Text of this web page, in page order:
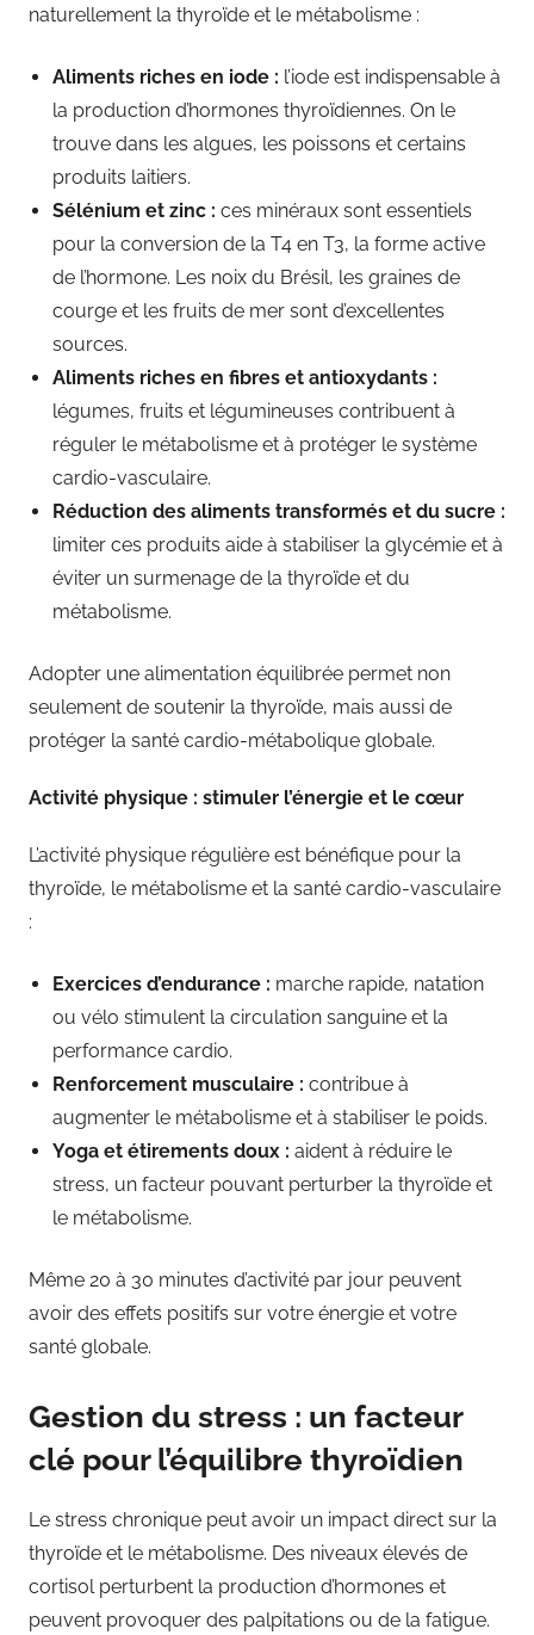
naturellement la thyroïde et le métabolisme :
Aliments riches en iode : l’iode est indispensable à
la production d’hormones thyroïdiennes. On le
trouve dans les algues, les poissons et certains
produits laitiers.
Sélénium et zinc : ces minéraux sont essentiels
pour la conversion de la T4 en T3, la forme active
de l’hormone. Les noix du Brésil, les graines de
courge et les fruits de mer sont d’excellentes
sources.
Aliments riches en fibres et antioxydants :
légumes, fruits et légumineuses contribuent à
réguler le métabolisme et à protéger le système
cardio-vasculaire.
Réduction des aliments transformés et du sucre :
limiter ces produits aide à stabiliser la glycémie et à
éviter un surmenage de la thyroïde et du
métabolisme.
Adopter une alimentation équilibrée permet non
seulement de soutenir la thyroïde, mais aussi de
protéger la santé cardio-métabolique globale.
Activité physique : stimuler l’énergie et le cœur
L’activité physique régulière est bénéfique pour la
thyroïde, le métabolisme et la santé cardio-vasculaire
:
Exercices d’endurance : marche rapide, natation
ou vélo stimulent la circulation sanguine et la
performance cardio.
Renforcement musculaire : contribue à
augmenter le métabolisme et à stabiliser le poids.
Yoga et étirements doux : aident à réduire le
stress, un facteur pouvant perturber la thyroïde et
le métabolisme.
Même 20 à 30 minutes d’activité par jour peuvent
avoir des effets positifs sur votre énergie et votre
santé globale.
Gestion du stress : un facteur
clé pour l’équilibre thyroïdien
Le stress chronique peut avoir un impact direct sur la
thyroïde et le métabolisme. Des niveaux élevés de
cortisol perturbent la production d’hormones et
peuvent provoquer des palpitations ou de la fatigue.